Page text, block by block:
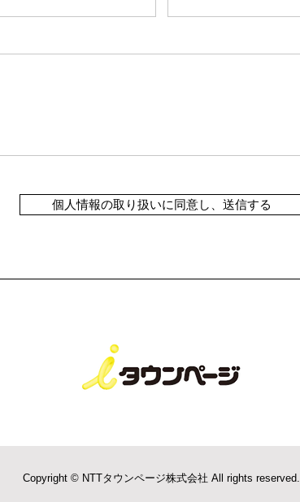
個人情報の取り扱いに同意し、送信する
Copyright © NTTタウンページ株式会社 All rights reserved.